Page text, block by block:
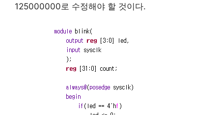
125000000로 수정해야 할 것이다.